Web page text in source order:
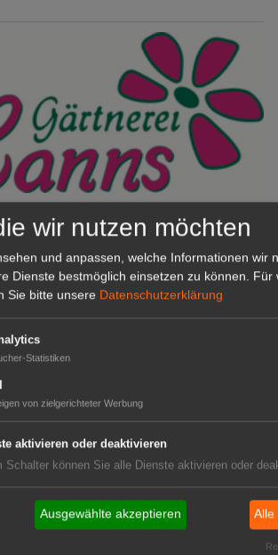
für unsere
in der
für
zur Anzeige
wir nutzen möchten
und anpassen, welche Informationen wir
Dienste bestmöglich einsetzen zu können. Für
Sie bitte unsere Datenschutzerklärung
Statistiken
von zielgerichteter Werbung
aktivieren oder deaktivieren
Schalter können Sie alle Dienste aktivieren oder
Ausgewählte akzeptieren Alle